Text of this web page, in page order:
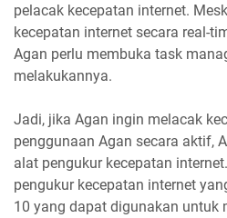
pelacak kecepatan internet.
kecepatan internet secara real-
Agan perlu membuka task
melakukannya.
Jadi, jika Agan ingin melacak
penggunaan Agan secara aktif,
alat pengukur kecepatan
pengukur kecepatan internet
10 yang dapat digunakan untuk